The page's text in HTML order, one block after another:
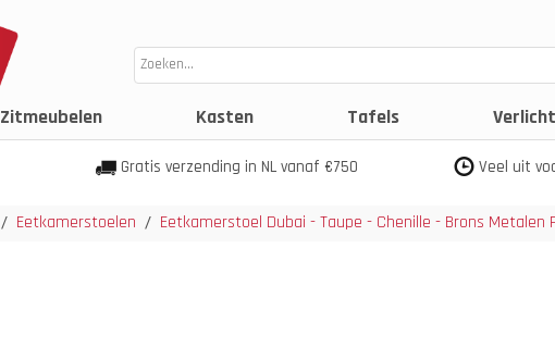
Zitmeubelen Kasten Tafels
Gratis verzending in NL vanaf €750 Veel uit
/ Eetkamerstoelen / Eetkamerstoel Dubai - Taupe - Chenille - Brons Metalen